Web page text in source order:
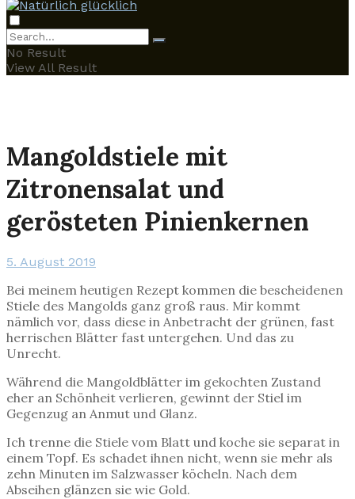
No Result
View All Result
Mangoldstiele mit
Zitronensalat und
gerösteten Pinienkernen
5. August 2019
Bei meinem heutigen Rezept kommen die bescheidenen
Stiele des Mangolds ganz groß raus. Mir kommt
nämlich vor, dass diese in Anbetracht der grünen, fast
herrischen Blätter fast untergehen. Und das zu
Unrecht.
Während die Mangoldblätter im gekochten Zustand
eher an Schönheit verlieren, gewinnt der Stiel im
Gegenzug an Anmut und Glanz.
Ich trenne die Stiele vom Blatt und koche sie separat in
einem Topf. Es schadet ihnen nicht, wenn sie mehr als
zehn Minuten im Salzwasser köcheln. Nach dem
Abseihen glänzen sie wie Gold.